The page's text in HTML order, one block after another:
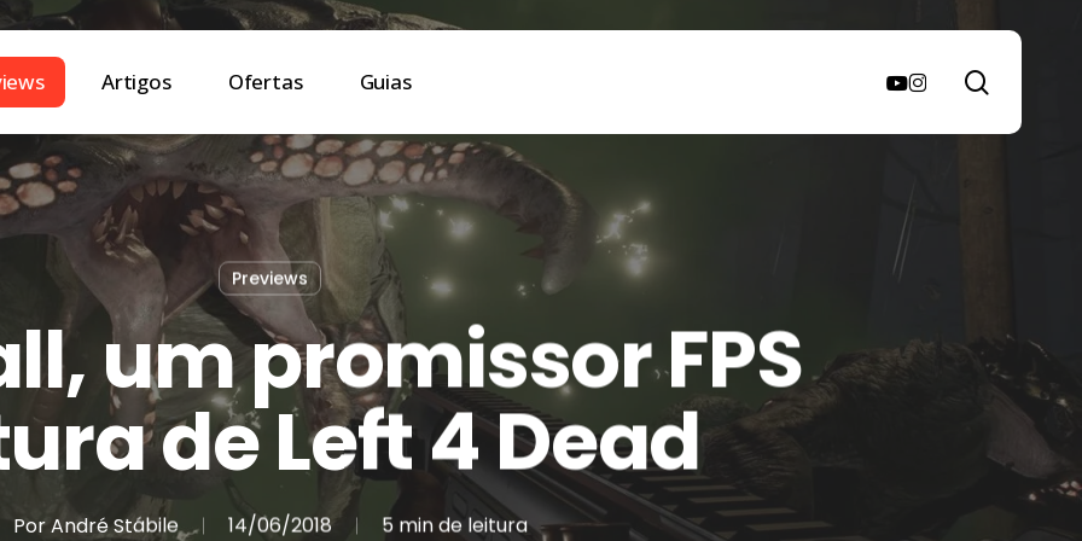
Artigos Ofertas Guias youtube
instagram
Previews
um promissor FPS
de Left 4 Dead
PorAndré Stábile 14/06/2018 5 min de leitura